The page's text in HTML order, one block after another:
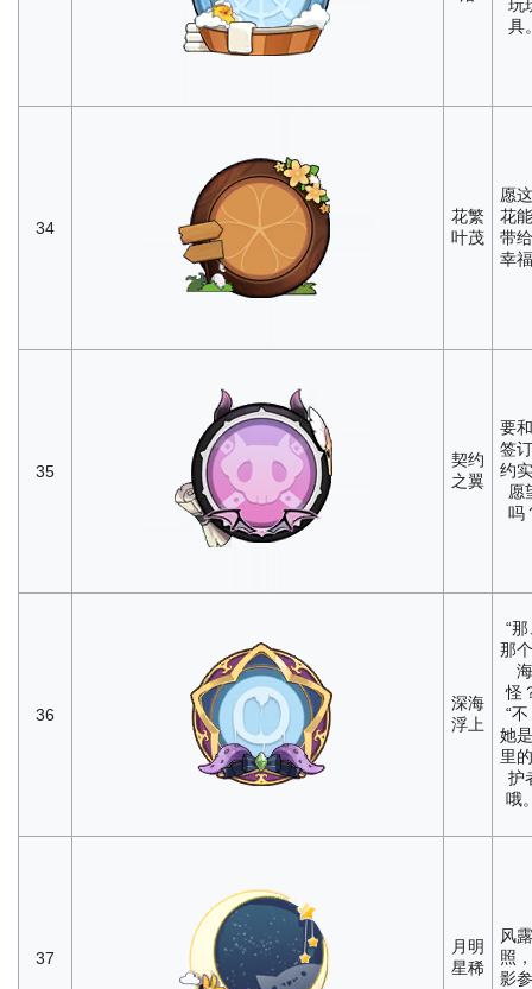
玩
具
34
花繁
叶茂
愿
花
带
幸
35
契约
之翼
要
签
约
愿
吗
36
深海
浮上
“
那
海
怪
“
她
里
护
哦
37
月明
星稀
风
照
影